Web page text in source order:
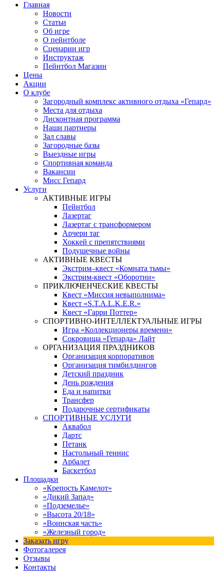
Главная
Новости
Статьи
Об игре
О пейнтболе
Сценарии игр
Инструктаж
Пейнтбол Магазин
Цены
Акции
О клубе
Загородный комплекс активного отдыха «Гепард»
Места для отдыха
Дисконтная программа
Наши партнеры
Зал славы
Загородные базы
Выездные игры
Спортивная команда
Вакансии
Мисс Гепард
Услуги
АКТИВНЫЕ ИГРЫ
Пейнтбол
Лазертаг
Лазертаг с трансформером
Арчери таг
Хоккей с препятствиями
Подушечные войны
АКТИВНЫЕ КВЕСТЫ
Экстрим–квест «Комната тьмы»
Экстрим-квест «Оборотни»
ПРИКЛЮЧЕНЧЕСКИЕ КВЕСТЫ
Квест «Миссия невыполнима»
Квест «S.T.A.L.K.E.R.»
Квест «Гарри Поттер»
СПОРТИВНО-ИНТЕЛЛЕКТУАЛЬНЫЕ ИГРЫ
Игра «Коллекционеры времени»
Сокровища «Гепарда» Лайт
ОРГАНИЗАЦИЯ ПРАЗДНИКОВ
Организация корпоративов
Организация тимбилдингов
Детский праздник
День рождения
Еда и напитки
Трансфер
Подарочные сертификаты
СПОРТИВНЫЕ УСЛУГИ
Аквабол
Дартс
Петанк
Настольный теннис
Арбалет
Баскетбол
Площадки
«Крепость Камелот»
«Дикий Запад»
«Подземелье»
«Высота 20/18»
«Воинская часть»
«Железный город»
Заказать игру
Фотогалерея
Отзывы
Контакты